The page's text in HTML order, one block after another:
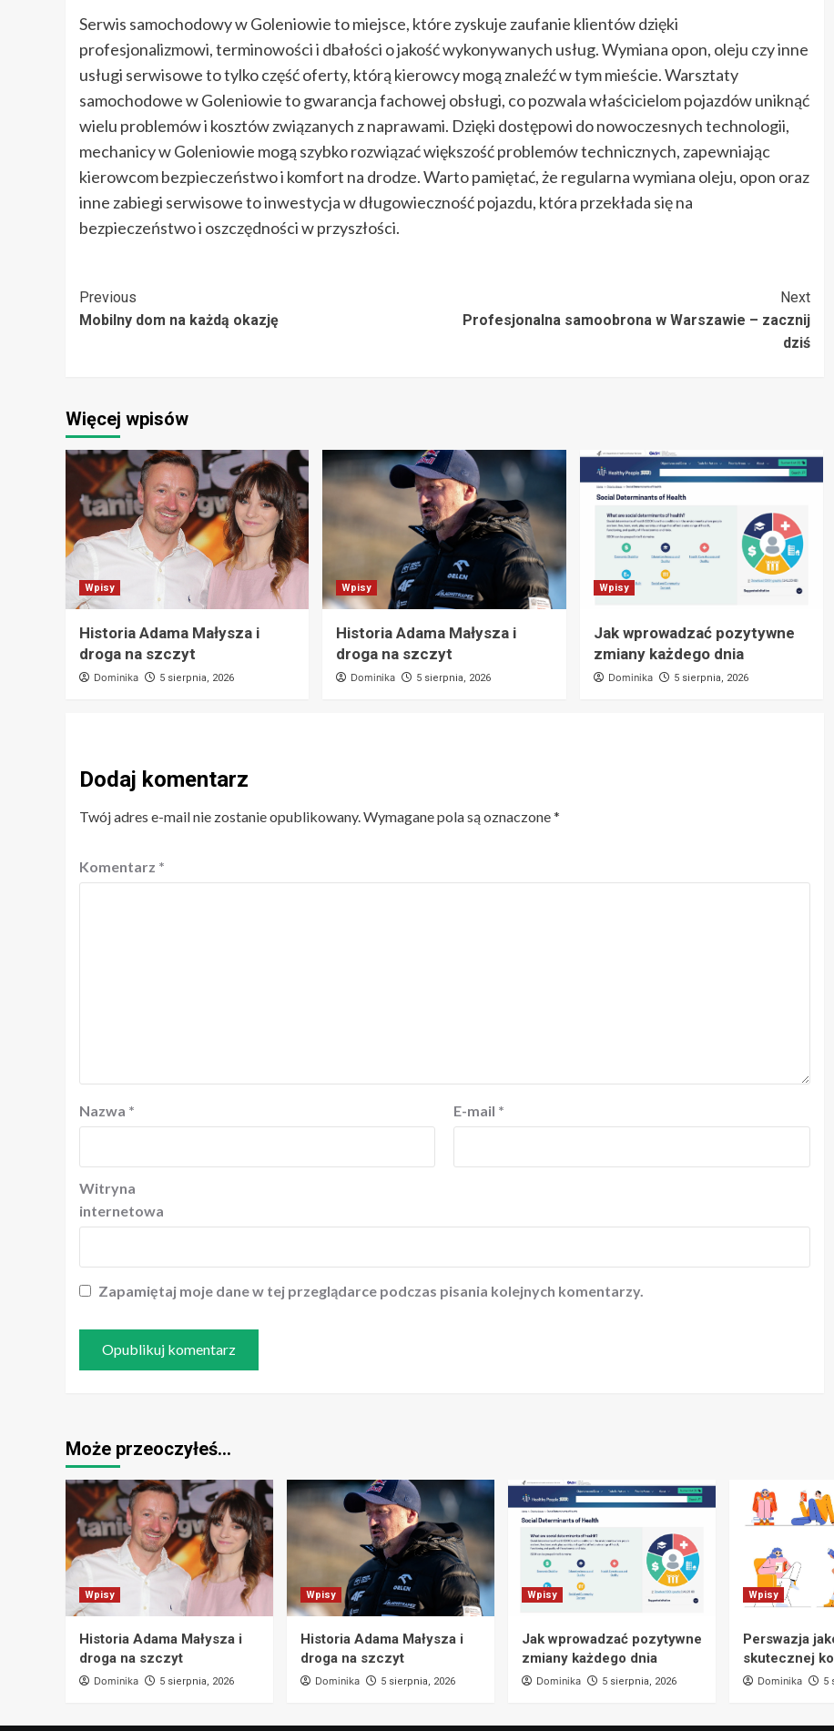
Serwis samochodowy w Goleniowie to miejsce, które zyskuje zaufanie klientów dzięki
profesjonalizmowi, terminowości i dbałości o jakość wykonywanych usług. Wymiana opon, oleju czy inne
usługi serwisowe to tylko część oferty, którą kierowcy mogą znaleźć w tym mieście. Warsztaty
samochodowe w Goleniowie to gwarancja fachowej obsługi, co pozwala właścicielom pojazdów uniknąć
wielu problemów i kosztów związanych z naprawami. Dzięki dostępowi do nowoczesnych technologii,
mechanicy w Goleniowie mogą szybko rozwiązać większość problemów technicznych, zapewniając
kierowcom bezpieczeństwo i komfort na drodze. Warto pamiętać, że regularna wymiana oleju, opon oraz
inne zabiegi serwisowe to inwestycja w długowieczność pojazdu, która przekłada się na
bezpieczeństwo i oszczędności w przyszłości.
Post
Navigation
Previous
Mobilny dom na każdą okazję
Next
Profesjonalna samoobrona w Warszawie – zacznij
dziś
Więcej wpisów
Wpisy
Historia Adama Małysza i
droga na szczyt
Dominika 5 sierpnia, 2026
Wpisy
Historia Adama Małysza i
droga na szczyt
Dominika 5 sierpnia, 2026
Wpisy
Jak wprowadzać pozytywne
zmiany każdego dnia
Dominika 5 sierpnia, 2026
Dodaj komentarz
Twój adres e-mail nie zostanie opublikowany.Wymagane pola są oznaczone*
Komentarz *
Nazwa * E-mail *
Witryna
internetowa
Zapamiętaj moje dane w tej przeglądarce podczas pisania kolejnych komentarzy.
Może przeoczyłeś…
Wpisy
Historia Adama Małysza i
droga na szczyt
Dominika 5 sierpnia, 2026
Wpisy
Historia Adama Małysza i
droga na szczyt
Dominika 5 sierpnia, 2026
Wpisy
Jak wprowadzać pozytywne
zmiany każdego dnia
Dominika 5 sierpnia, 2026
Wpisy
Perswazja
skutecznej
Dominika 5